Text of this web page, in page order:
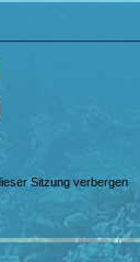
Sitzung verbergen